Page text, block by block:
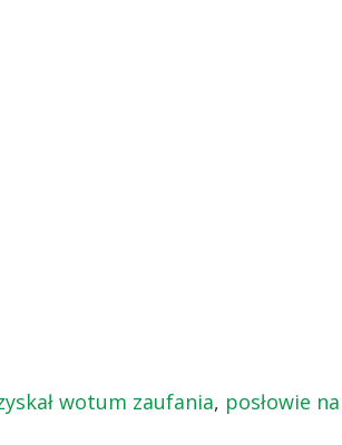
wotum zaufania, posłowie na